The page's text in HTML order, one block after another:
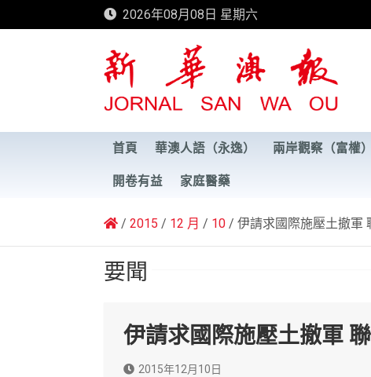
to
2026年08月08日 星期六
新華澳報
首頁 華澳人語（永逸） 兩岸觀察（富權）
開卷有益 家庭醫藥
2015 12 月 10 伊請求國際施壓土撤軍
要聞
伊請求國際施壓土撤軍
2015年12月10日